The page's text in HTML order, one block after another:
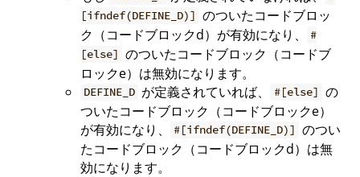
[ifndef(DEFINE_D)] のついたコードブロッ
ク（コードブロックd）が有効になり、
#
[else] のついたコードブロック（コードブ
ロックe）は無効になります。
DEFINE_D が定義されていれば、 #[else] の
ついたコードブロック（コードブロックe）
が有効になり、
#[ifndef(DEFINE_D)] のつい
たコードブロック（コードブロックd）は無
効になります。